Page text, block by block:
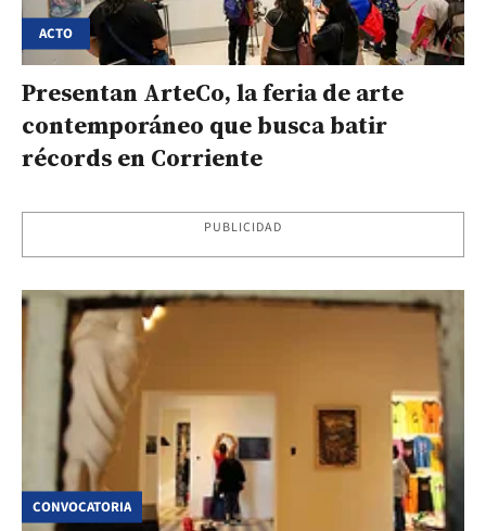
ACTO
Presentan ArteCo, la feria de arte
contemporáneo que busca batir
récords en Corriente
PUBLICIDAD
CONVOCATORIA